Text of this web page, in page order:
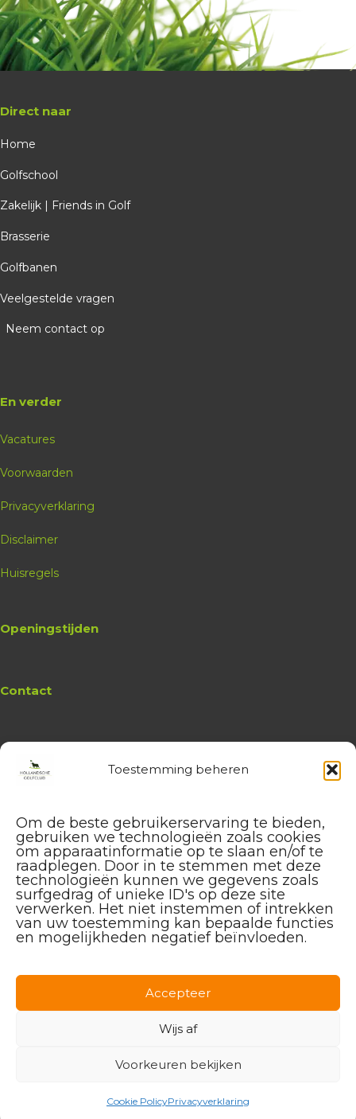
Toestemming beheren
Om de beste gebruikerservaring te bieden,
gebruiken we technologieën zoals cookies
om apparaatinformatie op te slaan en/of te
raadplegen. Door in te stemmen met deze
technologieën kunnen we gegevens zoals
surfgedrag of unieke ID's op deze site
verwerken. Het niet instemmen of intrekken
van uw toestemming kan bepaalde functies
en mogelijkheden negatief beïnvloeden.
Accepteer
Wijs af
Voorkeuren bekijken
Cookie PolicyPrivacyverklaring
Direct naar
Home
Golfschool
Zakelijk | Friends in Golf
Brasserie
Golfbanen
Veelgestelde vragen
Neem contact op
En verder
Vacatures
Voorwaarden
Privacyverklaring
Disclaimer
Huisregels
Openingstijden
Contact
Website
administratie
service@hollandschegolfclub.nl
Vragen aan deGolfschool
over Golfstart, Themalessen, etc.
golfstart@hollandschegolfclub.nl
Vragen aanSales & Events
handicap@hollandschegolfclub.nl